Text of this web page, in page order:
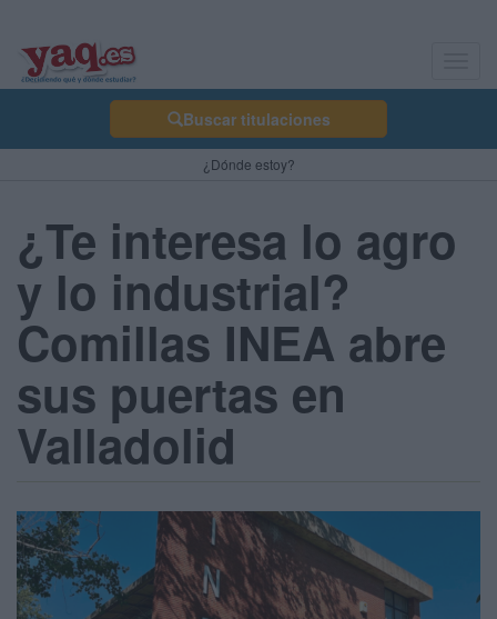
Buscar titulaciones
¿Dónde estoy?
¿Te interesa lo agro
y lo industrial?
Comillas INEA abre
sus puertas en
Valladolid